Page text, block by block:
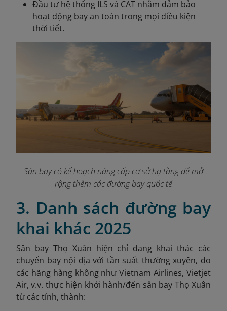
Đầu tư hệ thống ILS và CAT nhằm đảm bảo
hoạt động bay an toàn trong mọi điều kiện
thời tiết.
Sân bay có kế hoạch nâng cấp cơ sở hạ tầng để mở
rộng thêm các đường bay quốc tế
3. Danh sách đường bay
khai khác 2025
Sân bay Thọ Xuân hiện chỉ đang khai thác các
chuyến bay nội địa với tần suất thường xuyên, do
các hãng hàng không như Vietnam Airlines, Vietjet
Air, v.v. thực hiện khởi hành/đến sân bay Thọ Xuân
từ các tỉnh, thành: